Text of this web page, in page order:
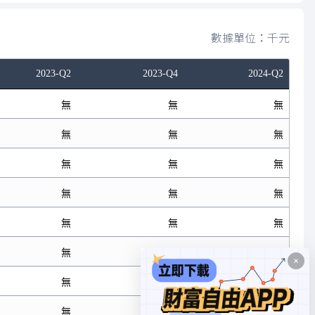
數據單位：千元
2023-Q2 2023-Q4 2024-Q2
無 無 無
無 無 無
無 無 無
無 無 無
無 無 無
無
無 無 無
無 無 無